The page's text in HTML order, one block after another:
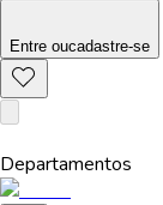
Entre oucadastre-se
Departamentos